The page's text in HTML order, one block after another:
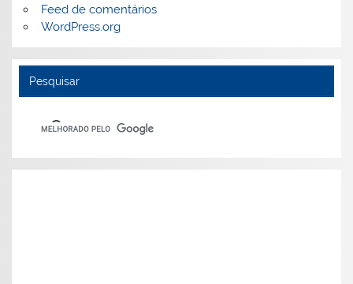
Feed de comentários
WordPress.org
Pesquisar